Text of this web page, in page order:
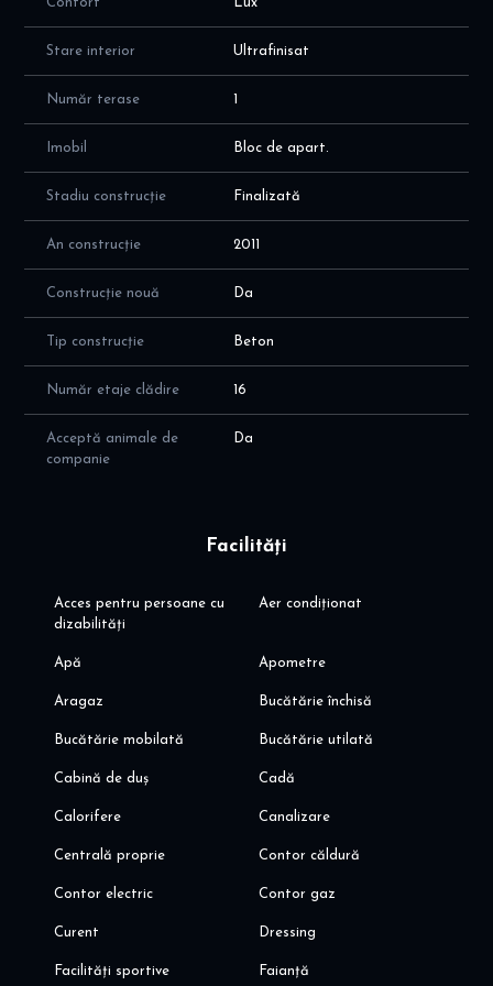
- Acces rapid la autostrada A3 și A0, care conectează cu
ușurință toate direcțiile
- foarte aproape de Promenda Mall, Plaza Pipera, Mobexpert
Va invit sa programati o vizionare!
Pentru mai multe detalii, va astept aici dinoiuimobiliare.ro
Stare interior Ultrafinisat
Număr terase 1
Imobil Bloc de apart.
Stadiu construcție Finalizată
An construcție 2011
Construcție nouă Da
Tip construcție Beton
Număr etaje clădire 16
Acceptă animale de
companie
Da
Facilități
Acces pentru persoane cu
dizabilități
Aer condiționat
Apă Apometre
Aragaz Bucătărie închisă
Bucătărie mobilată Bucătărie utilată
Cabină de duș Cadă
Calorifere Canalizare
Centrală proprie Contor căldură
Contor electric Contor gaz
Curent Dressing
Facilități sportive Faianță